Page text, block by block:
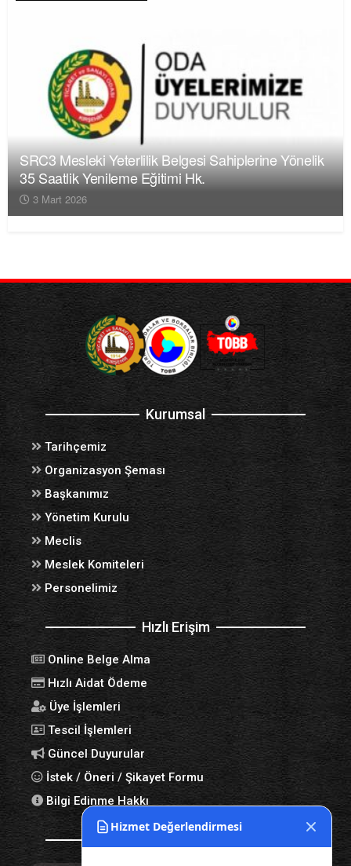
SRC3 Mesleki Yeterlilik Belgesi Sahiplerine Yönelik
35 Saatlik Yenileme Eğitimi Hk.
3 Mart 2026
Kurumsal
Tarihçemiz
Organizasyon Şeması
Başkanımız
Yönetim Kurulu
Meclis
Meslek Komiteleri
Personelimiz
Hızlı Erişim
Online Belge Alma
Hızlı Aidat Ödeme
Üye İşlemleri
Tescil İşlemleri
Güncel Duyurular
İstek / Öneri / Şikayet Formu
Bilgi Edinme Hakkı
Hizmet Değerlendirmesi